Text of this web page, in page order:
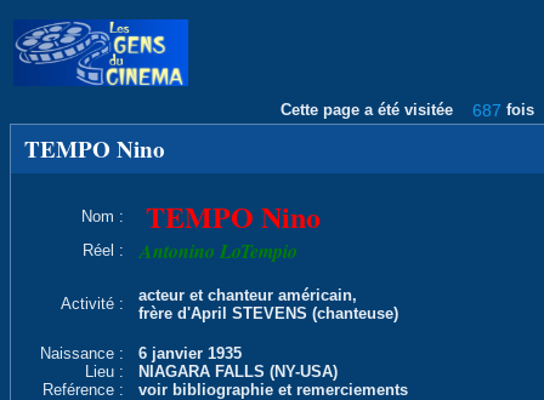
Cette page a été visitée 687 fois
TEMPO Nino
Nom : TEMPO Nino
Réel : Antonino LoTempio
Activité :
acteur et chanteur américain,
frère d'April STEVENS (chanteuse)
Naissance :
6 janvier 1935
Lieu :
NIAGARA FALLS (NY-USA)
Reférence :
voir bibliographie et remerciements